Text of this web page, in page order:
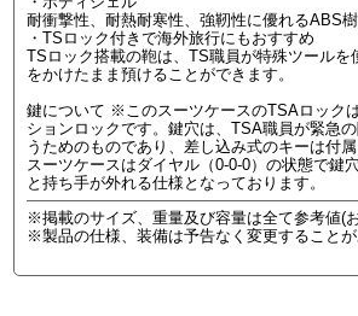
耐衝撃性、耐熱耐寒性、強靭性に優れるABS樹
・TSロック付きで海外旅行にもおすすめ
TSロック搭載の鞄は、TS職員が特殊ツールを
をかけたまま預けることができます。
鍵について ※このスーツケースのTSAロック
ションロックです。鍵穴は、TSA職員が緊急
うためのものであり、差し込み式のキーは付属
スーツケースはダイヤル（0-0-0）の状態で鍵
と持ち手が外れる仕様となっております。
※掲載のサイズ、重量及び容量は全て参考値(
※製品の仕様、装備は予告なく変更することが